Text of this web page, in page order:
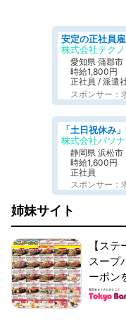
株式会社テク
愛知県 蒲郡市
時給1,800円
正社員 / 派遣
スポンサー：
株式会社パソナ
静岡県 浜松市
時給1,600円
正社員
スポンサー：
姉妹サイト
【ス
スープ
ーポン